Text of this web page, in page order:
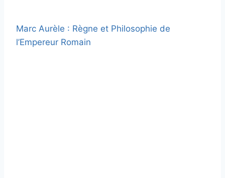
Marc Aurèle : Règne et Philosophie de
l’Empereur Romain